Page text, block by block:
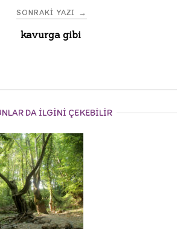
SONRAKI YAZI →
kavurga gibi
DA ILGINI ÇEKEBILIR